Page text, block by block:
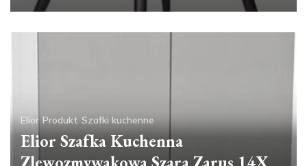
Elior Produkt Szafki kuchenne
Elior Szafka Kuchenna